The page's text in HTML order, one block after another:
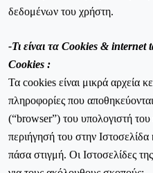
δεδομένων του χρήστη.
-Τι είναι τα Cookies &internet
Cookies :
Τα cookies είναι μικρά αρχεία
πληροφορίες που
(“browser”) του υπολογιστή
περιήγησή του στην
πάσα στιγμή. Οι Ιστοσελίδες